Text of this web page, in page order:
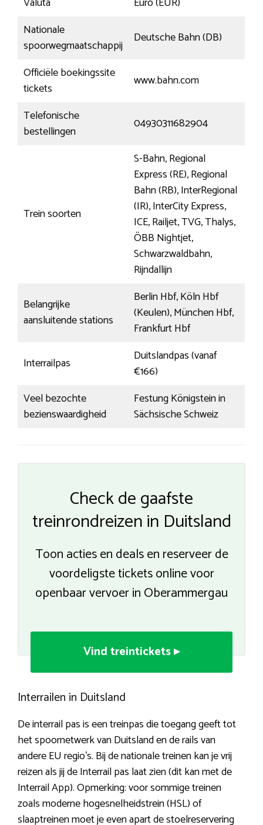
Nationale
spoorwegmaatschappij
Deutsche Bahn (DB)
Officiële boekingssite
tickets
www.bahn.com
Telefonische
bestellingen
04930311682904
Trein soorten
S-Bahn, Regional
Express (RE), Regional
Bahn (RB), InterRegional
(IR), InterCity Express,
ICE, Railjet, TVG, Thalys,
ÖBB Nightjet,
Schwarzwaldbahn,
Rijndallijn
Belangrijke
aansluitende stations
Berlin Hbf, Köln Hbf
(Keulen), München Hbf,
Frankfurt Hbf
Interrailpas
Duitslandpas (vanaf
€166)
Veel bezochte
bezienswaardigheid
Festung Königstein in
Sächsische Schweiz
Check de gaafste
treinrondreizen in Duitsland
Toon acties en deals en reserveer de
voordeligste tickets online voor
openbaar vervoer in Oberammergau
Vind treintickets ▸
Interrailen in Duitsland
De interrail pas is een treinpas die toegang geeft tot
het spoornetwerk van Duitsland en de rails van
andere EU regio’s. Bij de nationale treinen kan je vrij
reizen als jij de Interrail pas laat zien (dit kan met de
Interrail App). Opmerking: voor sommige treinen
zoals moderne hogesnelheidstrein (HSL) of
slaaptreinen moet je even apart de stoelreservering